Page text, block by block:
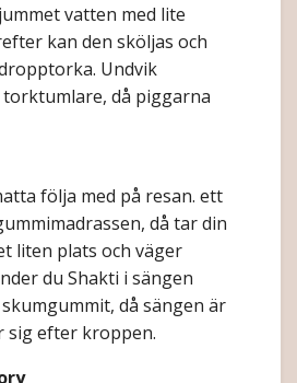
vatten med lite
kan den sköljas och
Undvik
då piggarna
följa med på resan. ett
då tar din
liten plats och väger
du Shakti i sängen
då sängen är
sig efter kroppen.